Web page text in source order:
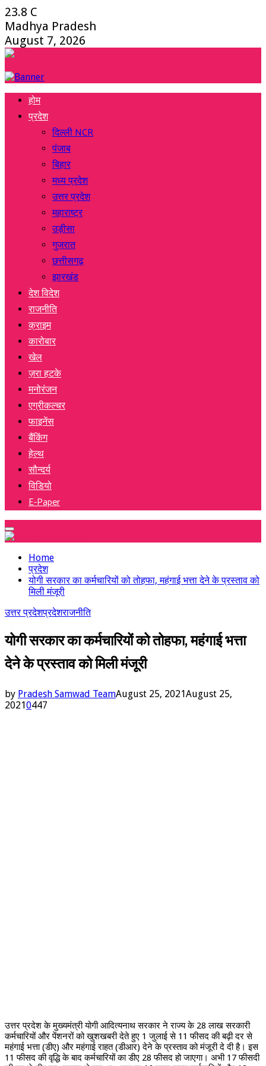
23.8 C
Madhya Pradesh
August 7, 2026
Facebook
Twitter
Instagram
Youtube
Whatsapp
होम
प्रदेश
दिल्ली NCR
पंजाब
बिहार
मध्य प्रदेश
उत्तर प्रदेश
महाराष्ट्र
उड़ीसा
गुजरात
छत्तीसगढ़
झारखंड
देश विदेश
राजनीति
क्राइम
कारोबार
खेल
ज़रा हटके
मनोरंजन
एग्रीकल्चर
फाइनेंस
बैंकिंग
हेल्थ
सौन्दर्य
विडियो
E-Paper
Primary
Menu
Home
प्रदेश
योगी सरकार का कर्मचारियों को तोहफा, महंगाई भत्ता देने के प्रस्ताव को
मिली मंजूरी
उत्तर प्रदेशप्रदेशराजनीति
योगी सरकार का कर्मचारियों को तोहफा, महंगाई भत्ता
देने के प्रस्ताव को मिली मंजूरी
by Pradesh Samwad TeamAugust 25, 2021August 25,
20210447
उत्तर प्रदेश के मुख्यमंत्री योगी आदित्यनाथ सरकार ने राज्य के 28 लाख सरकारी
कर्मचारियों और पेंशनरों को खुशखबरी देते हुए 1 जुलाई से 11 फीसद की बढ़ी दर से
महंगाई भत्ता (डीए) और महंगाई राहत (डीआर) देने के प्रस्ताव को मंजूरी दे दी है। इस
11 फीसद की वृद्धि के बाद कर्मचारियों का डीए 28 फीसद हो जाएगा। अभी 17 फीसदी